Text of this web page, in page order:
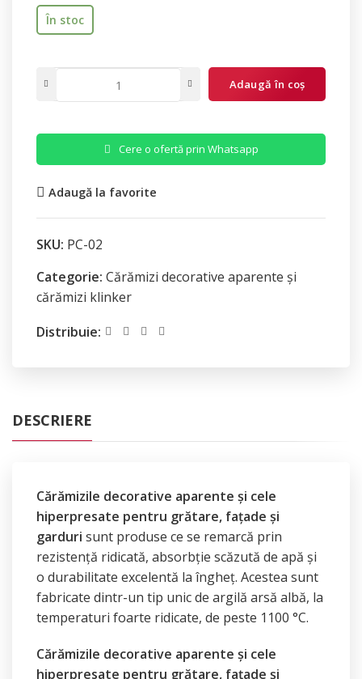
În stoc
Adaugă în coș
Cere o ofertă prin Whatsapp
Adaugă la favorite
SKU: PC-02
Categorie: Cărămizi decorative aparente și
cărămizi klinker
Distribuie:
DESCRIERE
Cărămizile decorative aparente și cele
hiperpresate pentru grătare, fațade și
garduri sunt produse ce se remarcă prin
rezistență ridicată, absorbție scăzută de apă și
o durabilitate excelentă la îngheț. Acestea sunt
fabricate dintr-un tip unic de argilă arsă albă, la
temperaturi foarte ridicate, de peste 1100 °C.
Cărămizile decorative aparente și cele
hiperpresate pentru grătare, fațade și